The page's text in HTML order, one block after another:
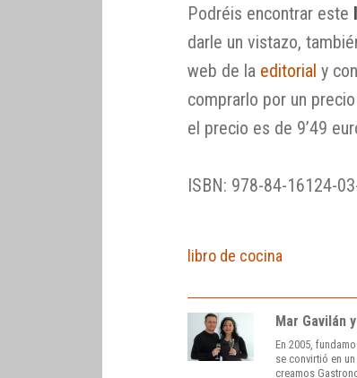
Podréis encontrar este
darle un vistazo,
web de la editorial y
comprarlo por un
el precio es de 9’49
ISBN: 978-84-16124-
libro de cocina
Mar Gavilán
En 2005,
se convirtió en
creamos